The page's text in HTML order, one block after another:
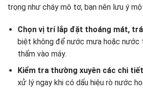
trọng như cháy mô tơ, bạn nên lưu ý
Chọn vị trí lắp đặt thoáng mát,
biệt không để nước mưa hoặc nước
thấm vào máy.
Kiểm tra thường xuyên các chi
xử lý ngay khi có dấu hiệu rò nước